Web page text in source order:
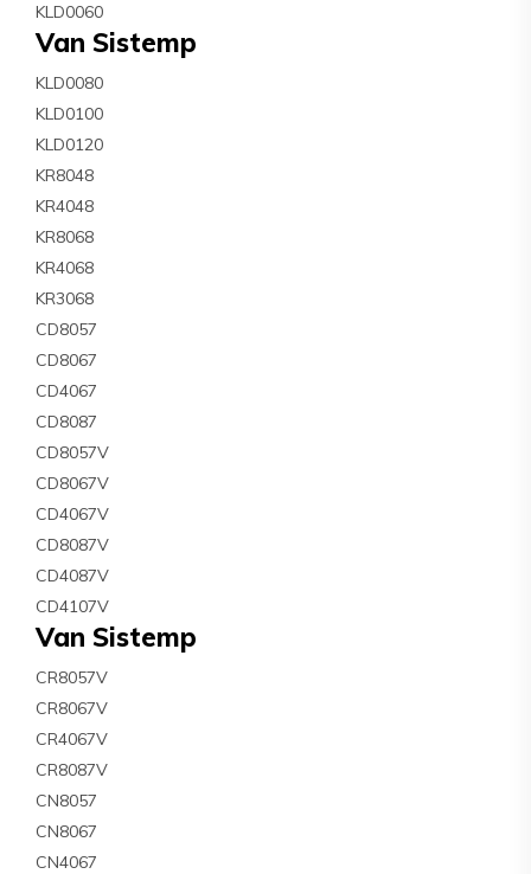
KLD0060
Van Sistemp
KLD0080
KLD0100
KLD0120
KR8048
KR4048
KR8068
KR4068
KR3068
CD8057
CD8067
CD4067
CD8087
CD8057V
CD8067V
CD4067V
CD8087V
CD4087V
CD4107V
Van Sistemp
CR8057V
CR8067V
CR4067V
CR8087V
CN8057
CN8067
CN4067